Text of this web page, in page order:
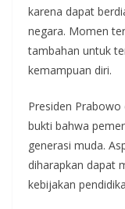
karena dapat
negara. Momen
tambahan untuk
kemampuan diri.
Presiden
bukti bahwa
generasi muda.
diharapkan dapat
kebijakan